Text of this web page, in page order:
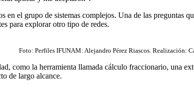
en el grupo de sistemas complejos. Una de las preguntas
para explorar otro tipo de redes.
Foto: Perfiles IFUNAM: Alejandro Pérez Riascos. Realización:
como la herramienta llamada cálculo fraccionario, una
de largo alcance.